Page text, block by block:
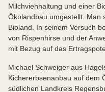
Milchviehhaltung und einer
Ökolandbau umgestellt. Man
Bioland. In seinem Versuch
von Rispenhirse und der
mit Bezug auf das
Michael Schweiger aus
Kichererbsenanbau auf dem
südlichen Landkreis